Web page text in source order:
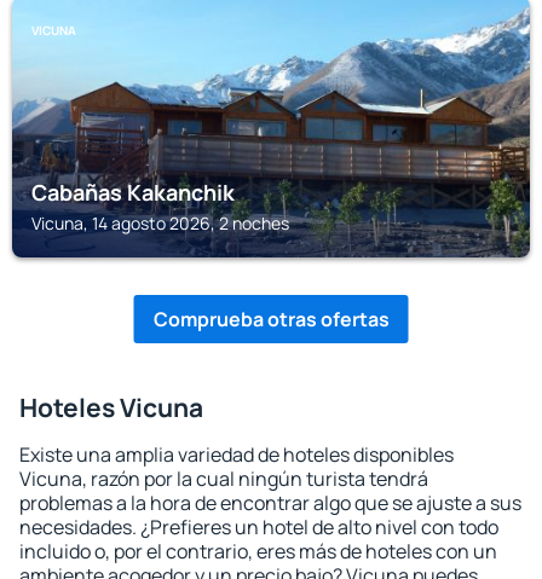
VICUNA
Cabañas Kakanchik
Vicuna, 14 agosto 2026, 2 noches
Comprueba otras ofertas
Hoteles Vicuna
Existe una amplia variedad de hoteles disponibles
Vicuna, razón por la cual ningún turista tendrá
problemas a la hora de encontrar algo que se ajuste a sus
necesidades. ¿Prefieres un hotel de alto nivel con todo
incluido o, por el contrario, eres más de hoteles con un